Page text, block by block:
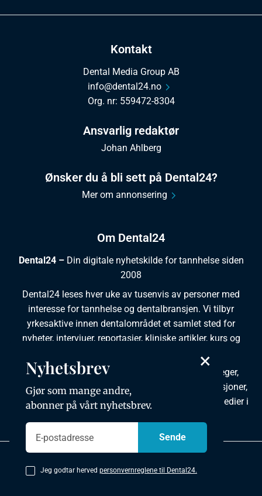
Om Dental24
Dental24 – Din digitale nyhetskilde for tannhelse siden
2008
Dental24 leses hver uke av tusenvis av personer med
interesse for tannhelse og dentalbransjen. Vi tilbyr
yrkesaktive innen dentalområdet et samlet sted for
nyheter, intervjuer, reportasjer, kliniske artikler, kurs og
Dental24 produseres i tett samarbeid med tannleger,
tannpleiere, tannsøkere, tannteknikere samt institusjoner,
foreninger, organisasjoner, leverandører og andre medier i
Kontakt
Dental Media Group AB
info@dental24.no
Org. nr: 559472-8304
Ansvarlig redaktør
Johan Ahlberg
Ønsker du å bli sett på Dental24?
Mer om annonsering
Copyright © 2026 Dental24. All rights reserved.
×
Nyhetsbrev
Gjør som mange andre,
abonner på vårt nyhetsbrev.
Jeg godtar herved personvernreglene til Dental24.